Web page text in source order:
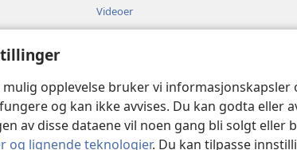
mulig opplevelse bruker vi
og kan ikke avvises. Du kan godta
av disse dataene vil noen gang bli solgt
og lignende teknologier. Du kan tilpasse
Videoer
Musikk
Dramatiserte bibelopplesninger